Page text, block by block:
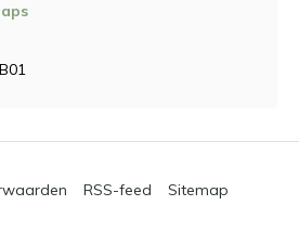
RSS-feed Sitemap